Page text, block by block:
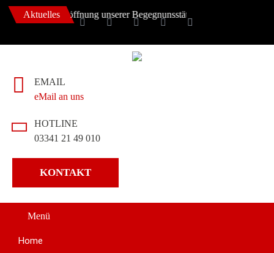
Aktuelles
2022 ++ Eröffnung unserer Begegnunsstätte ++
EMAIL
eMail an uns
HOTLINE
03341 21 49 010
KONTAKT
Menü
Home